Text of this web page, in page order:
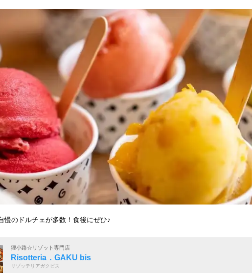
慢のドルチェが多数！食後にぜひ♪
狸小路☆リゾット専門店
Risotteria．GAKU bis
リゾッテリアガクビス